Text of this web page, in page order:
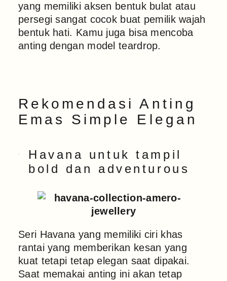
yang memiliki aksen bentuk bulat atau
persegi sangat cocok buat pemilik wajah
bentuk hati. Kamu juga bisa mencoba
anting dengan model teardrop.
Rekomendasi Anting
Emas Simple Elegan
Havana untuk tampil
bold dan adventurous
Seri Havana yang memiliki ciri khas
rantai yang memberikan kesan yang
kuat tetapi tetap elegan saat dipakai.
Saat memakai anting ini akan tetap